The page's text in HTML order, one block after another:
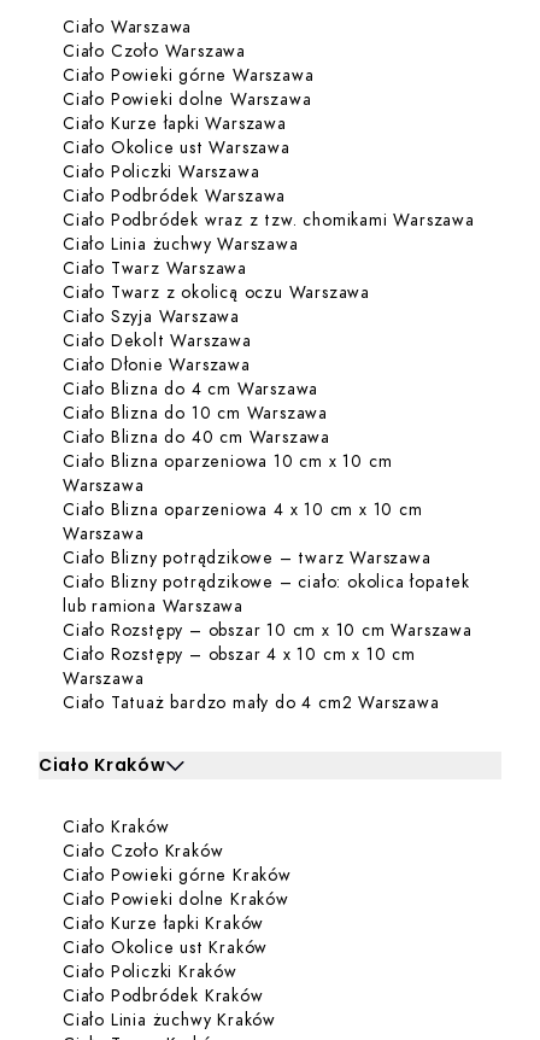
Zabiegi dla Ciało Warszawa
Ciało Warszawa
Ciało Czoło Warszawa
Ciało Powieki górne Warszawa
Ciało Powieki dolne Warszawa
Ciało Kurze łapki Warszawa
Ciało Okolice ust Warszawa
Ciało Policzki Warszawa
Ciało Podbródek Warszawa
Ciało Podbródek wraz z tzw. chomikami Warszawa
Ciało Linia żuchwy Warszawa
Ciało Twarz Warszawa
Ciało Twarz z okolicą oczu Warszawa
Ciało Szyja Warszawa
Ciało Dekolt Warszawa
Ciało Dłonie Warszawa
Ciało Blizna do 4 cm Warszawa
Ciało Blizna do 10 cm Warszawa
Ciało Blizna do 40 cm Warszawa
Ciało Blizna oparzeniowa 10 cm x 10 cm
Warszawa
Ciało Blizna oparzeniowa 4 x 10 cm x 10 cm
Warszawa
Ciało Blizny potrądzikowe – twarz Warszawa
Ciało Blizny potrądzikowe – ciało: okolica łopatek
lub ramiona Warszawa
Ciało Rozstępy – obszar 10 cm x 10 cm Warszawa
Ciało Rozstępy – obszar 4 x 10 cm x 10 cm
Warszawa
Ciało Tatuaż bardzo mały do 4 cm2 Warszawa
Ciało Kraków
Kliknij, aby rozwinąć i zobaczyć zabiegi dla Ciało Kraków
Zabiegi dla Ciało Kraków
Ciało KrakówDowiedz się więcej o Ciało Kraków
Ciało Czoło KrakówDowiedz się więcej o Ciało Czoło
Ciało Powieki górne KrakówDowiedz się więcej o Ciało
Ciało Powieki dolne KrakówDowiedz się więcej o Ciało
Ciało Kurze łapki Kraków
Ciało Okolice ust Kraków
Ciało Policzki KrakówDowiedz się więcej o Ciało Policzki
Ciało Podbródek KrakówDowiedz się więcej o Ciało
Ciało Linia żuchwy Kraków